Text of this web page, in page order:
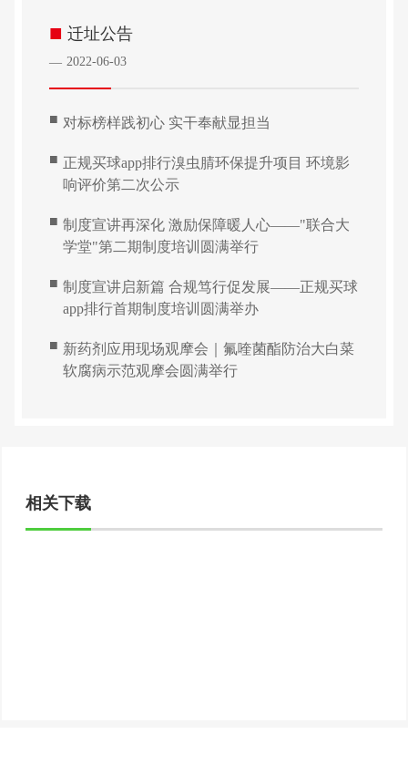
■ 迁址公告
— 2022-06-03
■ 对标榜样践初心 实干奉献显担当
■ 正规买球app排行溴虫腈环保提升项目 环境影
响评价第二次公示
■ 制度宣讲再深化 激励保障暖人心——"联合大
学堂"第二期制度培训圆满举行
■ 制度宣讲启新篇 合规笃行促发展——正规买球
app排行首期制度培训圆满举办
■ 新药剂应用现场观摩会｜氟喹菌酯防治大白菜
软腐病示范观摩会圆满举行
相关下载